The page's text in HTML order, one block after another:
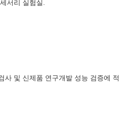
서리 실험실.
사 및 신제품 연구개발 성능 검증에 적